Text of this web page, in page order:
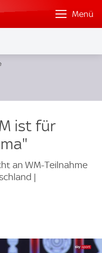
Menü
ist für
an WM-Teilnahme
|